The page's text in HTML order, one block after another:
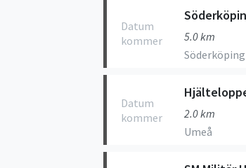
Datum
kommer
5.0 km
Söderköping
Datum
kommer
2.0 km
Umeå